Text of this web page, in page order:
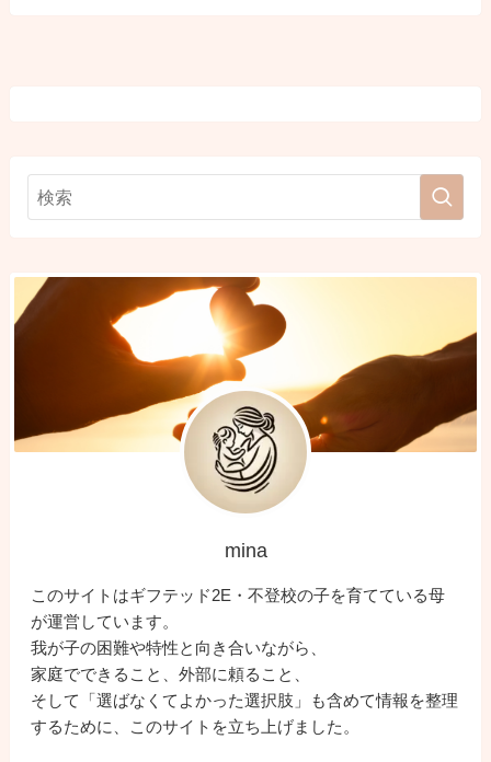
mina
このサイトはギフテッド2E・不登校の子を育てている母
が運営しています。
我が子の困難や特性と向き合いながら、
家庭でできること、外部に頼ること、
そして「選ばなくてよかった選択肢」も含めて情報を整理
するために、このサイトを立ち上げました。